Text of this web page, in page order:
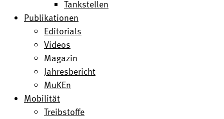
Tankstellen
Publikationen
Editorials
Videos
Magazin
Jahresbericht
MuKEn
Mobilität
Treibstoffe